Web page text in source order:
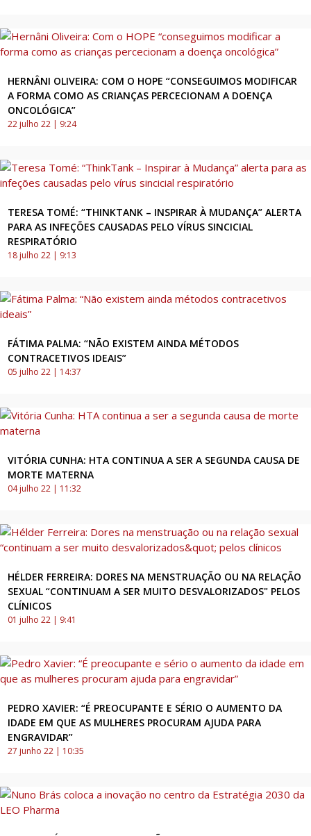
HERNÂNI OLIVEIRA: COM O HOPE “CONSEGUIMOS MODIFICAR
A FORMA COMO AS CRIANÇAS PERCECIONAM A DOENÇA
ONCOLÓGICA”
22 julho 22 | 9:24
TERESA TOMÉ: “THINKTANK – INSPIRAR À MUDANÇA” ALERTA
PARA AS INFEÇÕES CAUSADAS PELO VÍRUS SINCICIAL
RESPIRATÓRIO
18 julho 22 | 9:13
FÁTIMA PALMA: “NÃO EXISTEM AINDA MÉTODOS
CONTRACETIVOS IDEAIS”
05 julho 22 | 14:37
VITÓRIA CUNHA: HTA CONTINUA A SER A SEGUNDA CAUSA DE
MORTE MATERNA
04 julho 22 | 11:32
HÉLDER FERREIRA: DORES NA MENSTRUAÇÃO OU NA RELAÇÃO
SEXUAL “CONTINUAM A SER MUITO DESVALORIZADOS" PELOS
CLÍNICOS
01 julho 22 | 9:41
PEDRO XAVIER: “É PREOCUPANTE E SÉRIO O AUMENTO DA
IDADE EM QUE AS MULHERES PROCURAM AJUDA PARA
ENGRAVIDAR”
27 junho 22 | 10:35